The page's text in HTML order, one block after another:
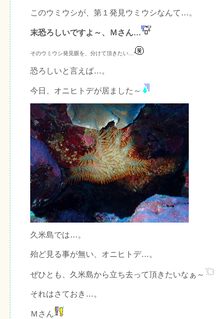
このウミウシが、第１発見ウミウシなんて…。
末恐ろしいですよ～、Ｍさん…
そのウミウシ発見眼を、分けて頂きたい…
恐ろしいと言えば…。
今日、オニヒトデが居ました～
久米島では…。
殆ど見る事が無い、オニヒトデ…。
ぜひとも、久米島から立ち去って頂きたいなぁ～
それはさておき…。
Ｍさん